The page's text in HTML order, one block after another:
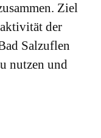
Ziel
der
Salzuflen
nutzen und